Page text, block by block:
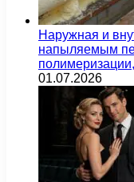
Наружная и
напыляемым
01.07.2026